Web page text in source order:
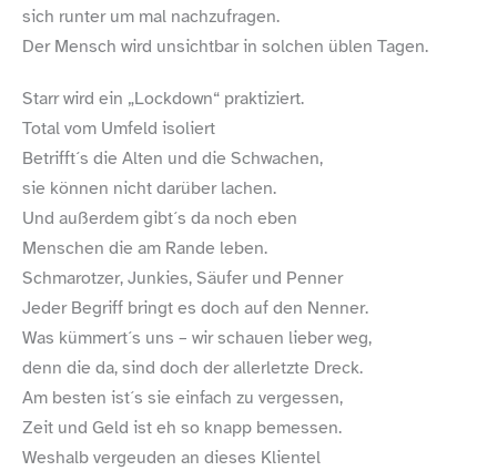
sich runter um mal nachzufragen.
Der Mensch wird unsichtbar in solchen üblen Tagen.
Starr wird ein „Lockdown“ praktiziert.
Total vom Umfeld isoliert
Betrifft´s die Alten und die Schwachen,
sie können nicht darüber lachen.
Und außerdem gibt´s da noch eben
Menschen die am Rande leben.
Schmarotzer, Junkies, Säufer und Penner
Jeder Begriff bringt es doch auf den Nenner.
Was kümmert´s uns – wir schauen lieber weg,
denn die da, sind doch der allerletzte Dreck.
Am besten ist´s sie einfach zu vergessen,
Zeit und Geld ist eh so knapp bemessen.
Weshalb vergeuden an dieses Klientel